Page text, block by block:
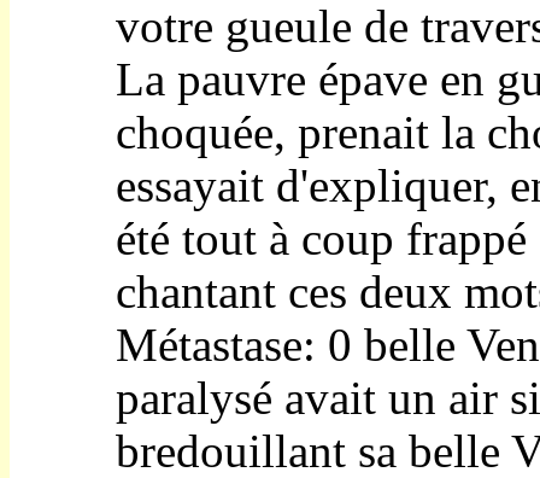
votre gueule de
La pauvre épave en
choquée, prenait la
essayait d'expliquer,
été tout à coup
chantant ces deux
Métastase: 0 belle
paralysé avait un air
bredouillant sa belle